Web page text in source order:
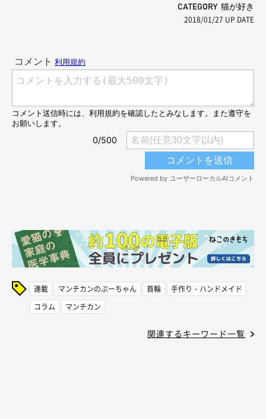
CATEGORY 猫が好き
2018/01/27 UP DATE
連載 マンチカンのぷーちゃん 首輪
手作り・ハンドメイド
コラム
マンチカン
関連するキーワード一覧